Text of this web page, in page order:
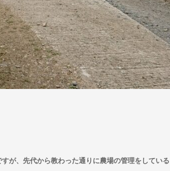
が、先代から教わった通りに農場の管理をしている